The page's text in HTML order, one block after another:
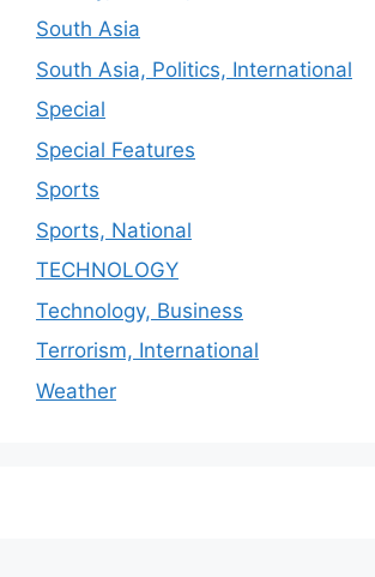
South Asia
South Asia, Politics, International
Special
Special Features
Sports
Sports, National
TECHNOLOGY
Technology, Business
Terrorism, International
Weather